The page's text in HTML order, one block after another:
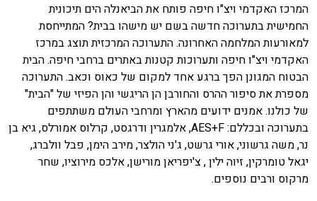
המרכז האקדמי ויצ"ו חיפה פותח את הביאנלה הים תיכונית
החמישית בתערוכה חדשה בשם יש מישהו בבית? המתייחסת
למאורעות המלחמה האחרונה. התערוכה המרכזית תוצג במרכז
האקדמי ויצ"ו חיפה ותערוכות קטנות באתרים ברחבי חיפה. הבית
הבטוח המגונן הפך ברגע אחד למקום של כאוס וכאב. התערוכה
מספרת את סיפור ההרס והחורבן הן הריגשי והן הפיזי של "הבית"
של כולנו. אמנים ידועים מהארץ ומרחבי העולם משתתפים
בתערוכה ובכללם: AES+F, אלמגרין ודרגסט, קרלוס אמורלס, גיא בן
נר, משה גרשוני, אורי גרשט, ג'ני הולצר, מירב הימן, פבל וולברג,
יגאל טומרקין, זיוה ילין , צ'יפריאן מורישן, אלכס מירוציו, שחר
מרקוס ורבים נוספים.